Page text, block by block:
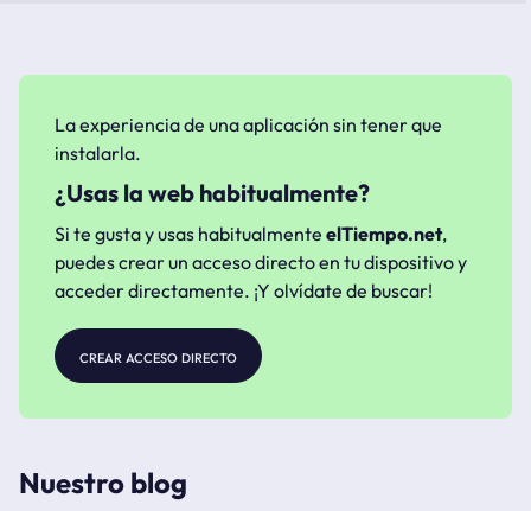
La experiencia de una aplicación sin tener que
instalarla.
¿Usas la web habitualmente?
Si te gusta y usas habitualmente elTiempo.net,
puedes crear un acceso directo en tu dispositivo y
acceder directamente. ¡Y olvídate de buscar!
crear acceso directo
Nuestro blog